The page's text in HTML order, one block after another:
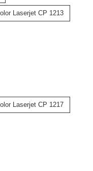
Laserjet CP 1213
Laserjet CP 1217